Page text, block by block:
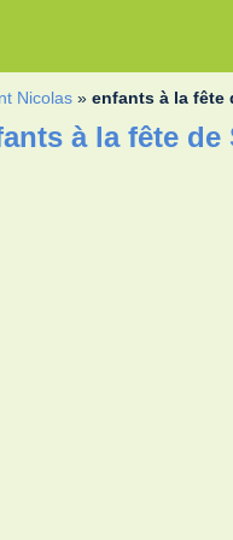
Nicolas »enfants à la fête
à la fête de